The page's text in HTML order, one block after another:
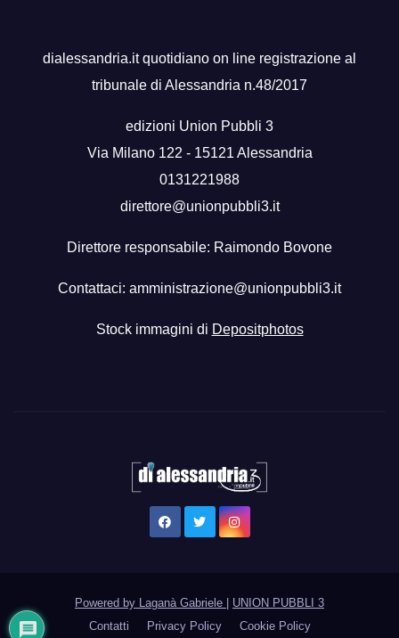
dialessandria.it quotidiano on line registrazione al
tribunale di Alessandria n.48/2017
edizioni Union Pubbli 3
Via Milano 122 - 15121 Alessandria
0131221988
direttore@unionpubbli3.it
Direttore responsabile: Raimondo Bovone
Contattaci: amministrazione@unionpubbli3.it
Stock immagini di Depositphotos
Powered by Laganà Gabriele | UNION PUBBLI 3
Contatti
Privacy Policy Cookie Policy